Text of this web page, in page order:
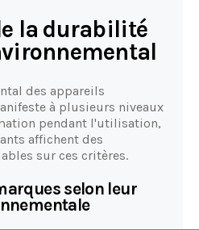
la durabilité
des appareils
à plusieurs niveaux
pendant l'utilisation,
affichent des
sur ces critères.
selon leur